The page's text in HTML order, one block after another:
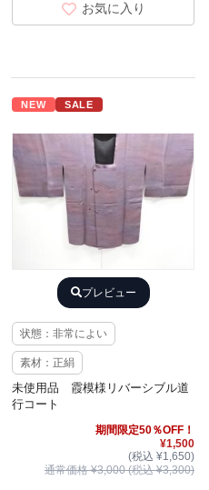
お気に入り
NEW SALE
プレビュー
状態：非常によい
素材：正絹
未使用品 霞模様リバーシブル道
行コート
期間限定50％OFF！
¥1,500
(税込 ¥1,650)
通常価格 ¥3,000 (税込 ¥3,300)